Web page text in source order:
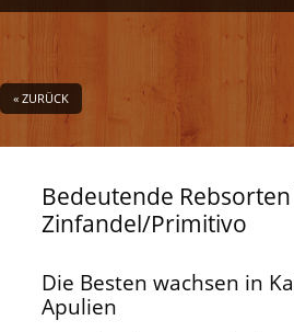
« ZURÜCK
Bedeutende
Zinfandel/Primitivo
Die Besten wachsen in
Apulien